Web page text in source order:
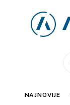
NAJNOVIJE